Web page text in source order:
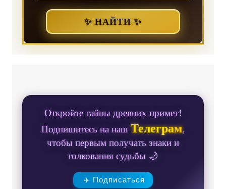
✨ НАЙТИ ✨
Откройте тайны древних примет!
Подпишитесь на нашТелеграм,
чтобы первым получать знаки и
толкования судьбы 🌙
✈️ Подписаться